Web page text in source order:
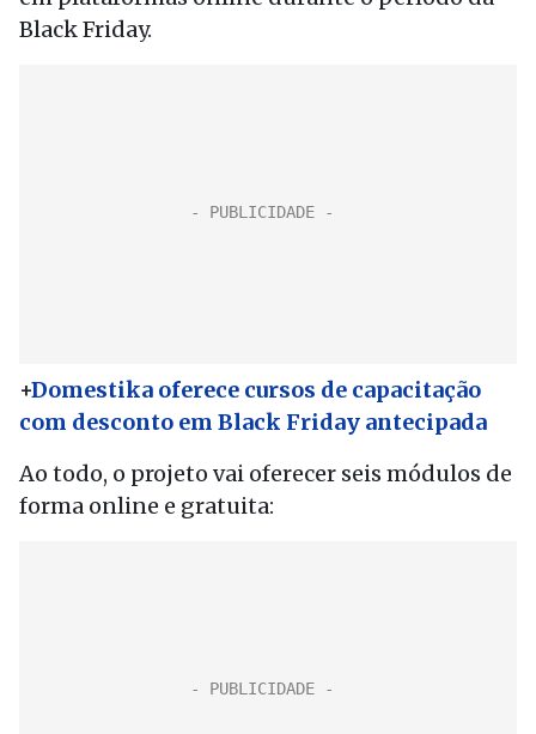
Black Friday.
+Domestika oferece cursos de capacitação
com desconto em Black Friday antecipada
Ao todo, o projeto vai oferecer seis módulos de
forma online e gratuita: